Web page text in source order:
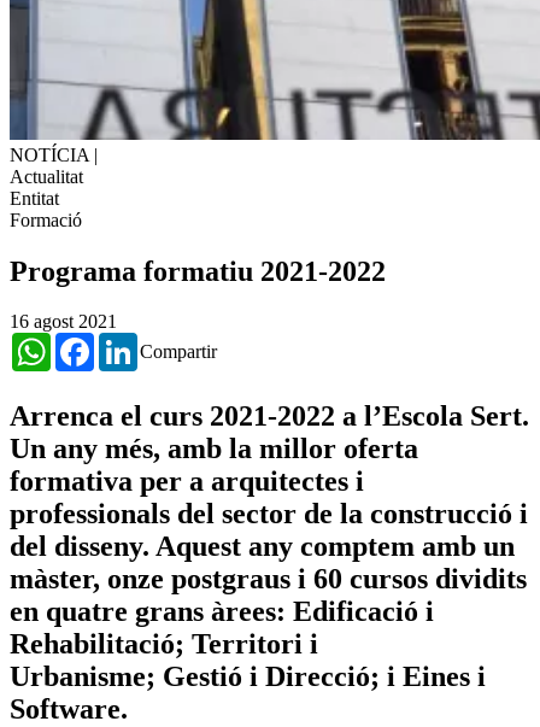
NOTÍCIA |
Actualitat
Entitat
Formació
​Programa formatiu 2021-2022
16 agost 2021
Compartir
WhatsAppFacebookLinkedIn
Arrenca el curs 2021-2022 a l’Escola Sert.
Un any més, amb la millor oferta
formativa per a arquitectes i
professionals del sector de la construcció i
del disseny. Aquest any comptem amb un
màster, onze postgraus i 60 cursos dividits
en quatre grans àrees: Edificació i
Rehabilitació; Territori i
Urbanisme; Gestió i Direcció; i Eines i
Software.